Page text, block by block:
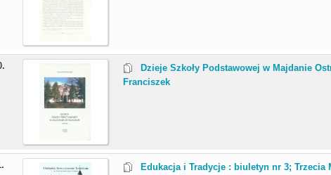
Dzieje Szkoły Podstawowej w Majdanie
Franciszek
Edukacja i Tradycje : biuletyn nr 3; Trzecia